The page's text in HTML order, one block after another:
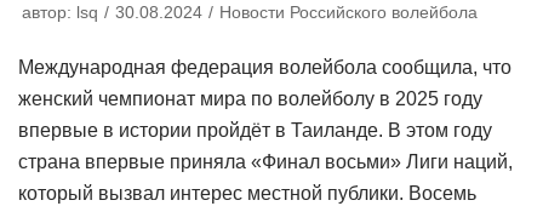
автор: lsq 30.08.2024 Новости Российского волейбола
Международная федерация волейбола сообщила, что
женский чемпионат мира по волейболу в 2025 году
впервые в истории пройдёт в Таиланде. В этом году
страна впервые приняла «Финал восьми» Лиги наций,
который вызвал интерес местной публики. Восемь